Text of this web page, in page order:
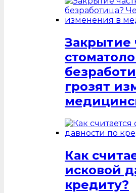
Закрытие
грозят
Как
исковой
кредиту?